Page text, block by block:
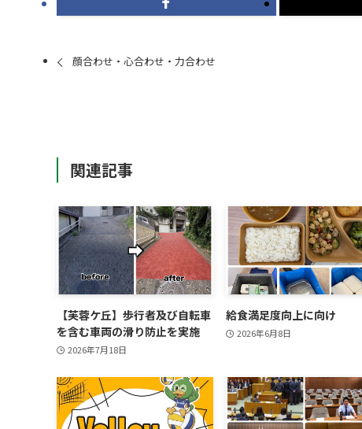
顔合わせ・心合わせ・力合わせ
関連記事
【芙蓉ケ丘】歩行者及び自転車
を含む車両の滑り防止を実施
2026年7月18日
給食満足度向上に向け
2026年6月8日